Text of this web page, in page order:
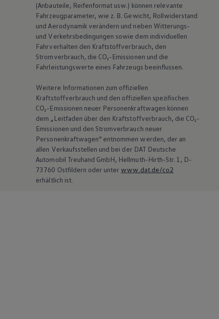
(Anbauteile, Reifenformat usw.) können relevante
Fahrzeugparameter, wie z. B. Gewicht, Rollwiderstand
und Aerodynamik verändern und neben Witterungs-
und Verkehrsbedingungen sowie dem individuellen
Fahrverhalten den Kraftstoffverbrauch, den
Stromverbrauch, die CO₂-Emissionen und die
Fahrleistungswerte eines Fahrzeugs beeinflussen.
Weitere Informationen zum offiziellen
Kraftstoffverbrauch und den offiziellen spezifischen
CO₂-Emissionen neuer Personenkraftwagen können
dem „Leitfaden über den Kraftstoffverbrauch, die CO₂-
Emissionen und den Stromverbrauch neuer
Personenkraftwagen“ entnommen werden, der an
allen Verkaufsstellen und bei der DAT Deutsche
Automobil Treuhand GmbH, Hellmuth-Hirth-Str. 1, D-
73760 Ostfildern oder unter www.dat.de/co2
erhältlich ist.